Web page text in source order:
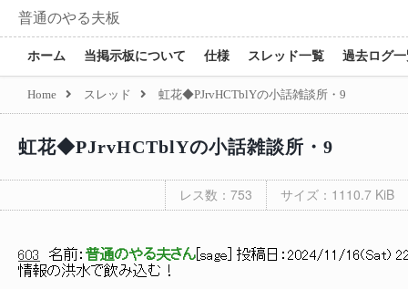
普通のやる夫板
ホーム 当掲示板について 仕様 スレッド一覧 過去ログ
Home スレッド 虹花◆PJrvHCTblYの小話雑談所・9
虹花◆PJrvHCTblYの小話雑談所・9
レス数：753 サイズ：1110.7 KiB
603 名前： 普通のやる夫さん sage ] 投稿日： 2024/11/16(Sat)
情報の洪水で飲み込む！